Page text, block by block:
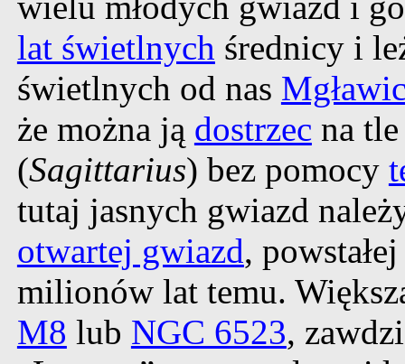
lat świetlnych średnicy i
świetlnych od nas
że można ją dostrzec na
(Sagittarius) bez pomocy
tutaj jasnych gwiazd
otwartej gwiazd,
milionów lat temu.
M8 lub NGC 6523,